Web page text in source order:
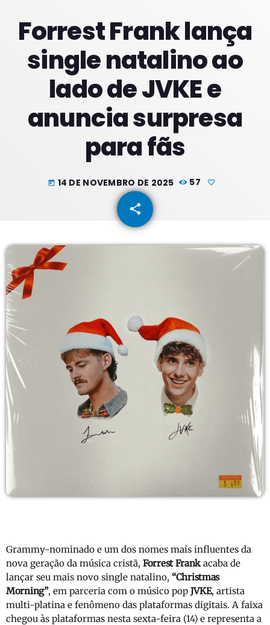
Madrugadas
COM PATRICIA
02:00 - 05:59
Manhãs
06:00 - 09:59
Meio Dia
10:00 - 13:59
Forrest Frank lança
single natalino ao
lado de JVKE e
anuncia surpresa
para fãs
today 14 DE NOVEMBRO DE 2025 57
share
email
Grammy-nominado e um dos nomes mais influentes da
nova geração da música cristã, Forrest Frank acaba de
lançar seu mais novo single natalino, “Christmas
Morning”, em parceria com o músico pop JVKE, artista
multi-platina e fenômeno das plataformas digitais. A faixa
chegou às plataformas nesta sexta-feira (14) e representa a